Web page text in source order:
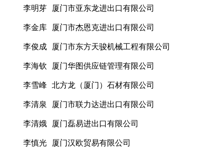
李明芽 厦门市亚东龙进出口有限公司
李金库 厦门市杰恩克进出口有限公司
李俊成 厦门市东方天骏机械工程有限公司
李海钦 厦门华图供应链管理有限公司
李雪峰 北方龙（厦门）石材有限公司
李清泉 厦门市联力达进出口有限公司
李清娥 厦门磊易进出口有限公司
李慎光 厦门汉欧贸易有限公司